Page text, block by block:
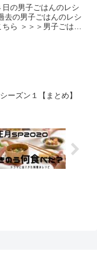
日の男子ごはんのレシ
去の男子ごはんのレシ
ちら ＞＞＞男子ごはん
ーズン１【まとめ】